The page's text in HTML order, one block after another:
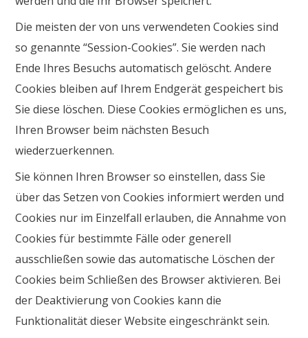
Die meisten der von uns verwendeten Cookies sind
so genannte “Session-Cookies”. Sie werden nach
Ende Ihres Besuchs automatisch gelöscht. Andere
Cookies bleiben auf Ihrem Endgerät gespeichert bis
Sie diese löschen. Diese Cookies ermöglichen es uns,
Ihren Browser beim nächsten Besuch
wiederzuerkennen.
Sie können Ihren Browser so einstellen, dass Sie
über das Setzen von Cookies informiert werden und
Cookies nur im Einzelfall erlauben, die Annahme von
Cookies für bestimmte Fälle oder generell
ausschließen sowie das automatische Löschen der
Cookies beim Schließen des Browser aktivieren. Bei
der Deaktivierung von Cookies kann die
Funktionalität dieser Website eingeschränkt sein.